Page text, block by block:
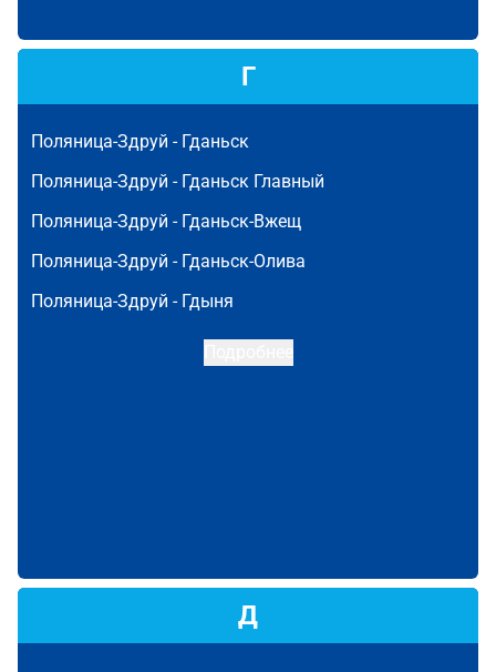
Г
Поляница-Здруй - Гданьск
Поляница-Здруй - Гданьск Главный
Поляница-Здруй - Гданьск-Вжещ
Поляница-Здруй - Гданьск-Олива
Поляница-Здруй - Гдыня
Д